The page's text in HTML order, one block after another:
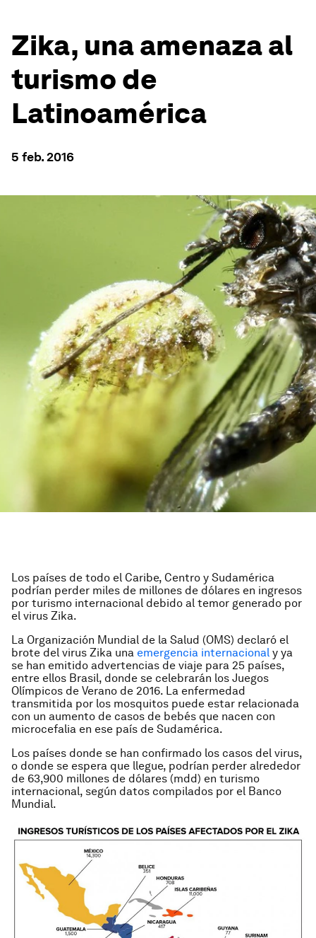
Zika, una amenaza al
turismo de
Latinoamérica
5 feb. 2016
Los países de todo el Caribe, Centro y Sudamérica
podrían perder miles de millones de dólares en ingresos
por turismo internacional debido al temor generado por
el virus Zika.
La Organización Mundial de la Salud (OMS) declaró el
brote del virus Zika una emergencia internacional y ya
se han emitido advertencias de viaje para 25 países,
entre ellos Brasil, donde se celebrarán los Juegos
Olímpicos de Verano de 2016. La enfermedad
transmitida por los mosquitos puede estar relacionada
con un aumento de casos de bebés que nacen con
microcefalia en ese país de Sudamérica.
Los países donde se han confirmado los casos del virus,
o donde se espera que llegue, podrían perder alrededor
de 63,900 millones de dólares (mdd) en turismo
internacional, según datos compilados por el Banco
Mundial.